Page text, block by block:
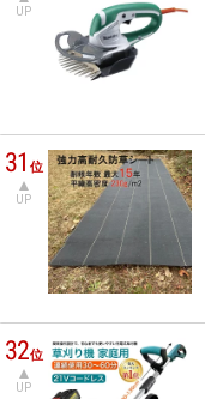
UP
31位
UP
32位
UP